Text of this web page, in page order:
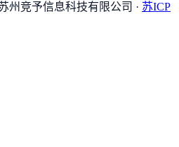
州竞予信息科技有限公司 · 苏ICP